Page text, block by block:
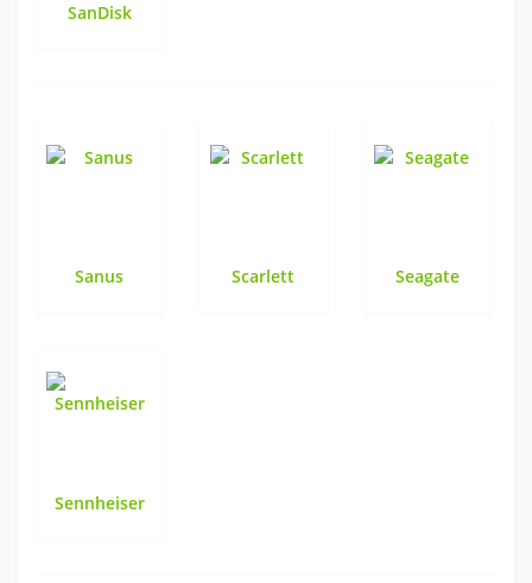
SanDisk
Sanus Scarlett Seagate
Sennheiser